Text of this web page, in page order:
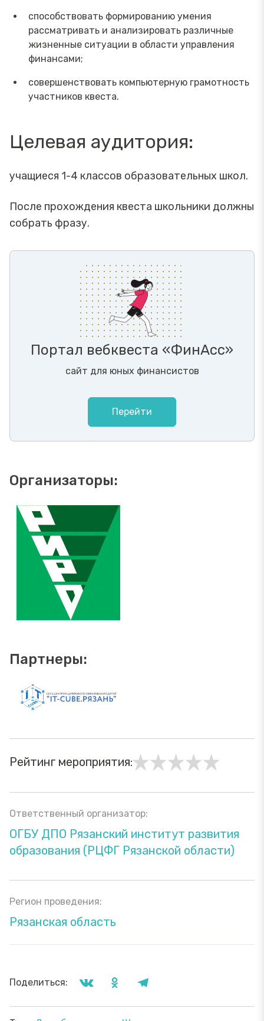
способствовать формированию умения
рассматривать и анализировать различные
жизненные ситуации в области управления
финансами;
совершенствовать компьютерную грамотность
участников квеста.
Целевая аудитория:
учащиеся 1-4 классов образовательных школ.
После прохождения квеста школьники должны
собрать фразу.
Портал вебквеста «ФинАсс»
сайт для юных финансистов
Перейти
Организаторы:
Партнеры:
Рейтинг мероприятия:
Ответственный организатор:
ОГБУ ДПО Рязанский институт развития
образования (РЦФГ Рязанской области)
Регион проведения:
Рязанская область
Поделиться: